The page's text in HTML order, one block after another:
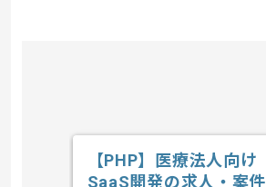
【PHP】医療法人向け
SaaS開発の求人・案件